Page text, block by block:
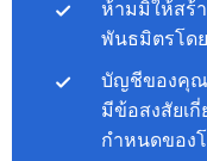
ห้ามมิให้สร้
พันธมิตรโด
บัญชีของคุณ
มีข้อสงสัยเ
กำหนดของ